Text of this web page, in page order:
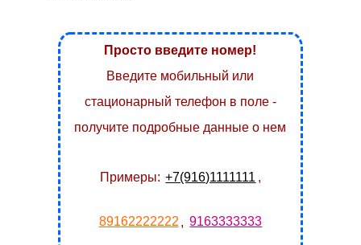
Просто введите номер!
Введите мобильный или
стационарный телефон в поле -
получите подробные данные о нем
Примеры: +7(916)1111111 ,
89162222222 9163333333